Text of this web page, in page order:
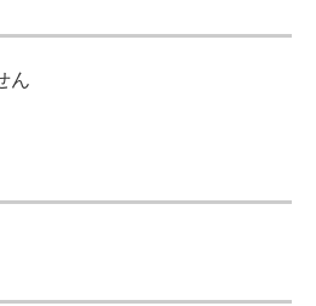
題
ん